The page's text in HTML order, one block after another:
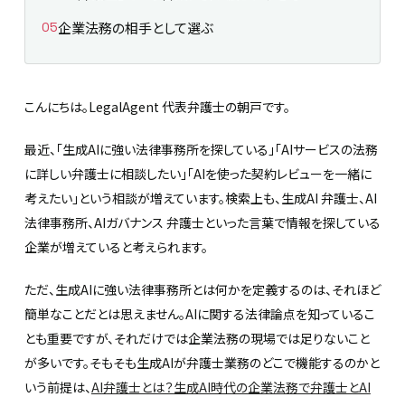
企業法務の相手として選ぶ
こんにちは。LegalAgent 代表弁護士の朝戸です。
最近、「生成AIに強い法律事務所を探している」「AIサービスの法務
に詳しい弁護士に相談したい」「AIを使った契約レビューを一緒に
考えたい」という相談が増えています。検索上も、生成AI 弁護士、AI
法律事務所、AIガバナンス 弁護士といった言葉で情報を探している
企業が増えていると考えられます。
ただ、生成AIに強い法律事務所とは何かを定義するのは、それほど
簡単なことだとは思えません。AIに関する法律論点を知っているこ
とも重要ですが、それだけでは企業法務の現場では足りないこと
が多いです。そもそも生成AIが弁護士業務のどこで機能するのかと
いう前提は、AI弁護士とは？生成AI時代の企業法務で弁護士とAI